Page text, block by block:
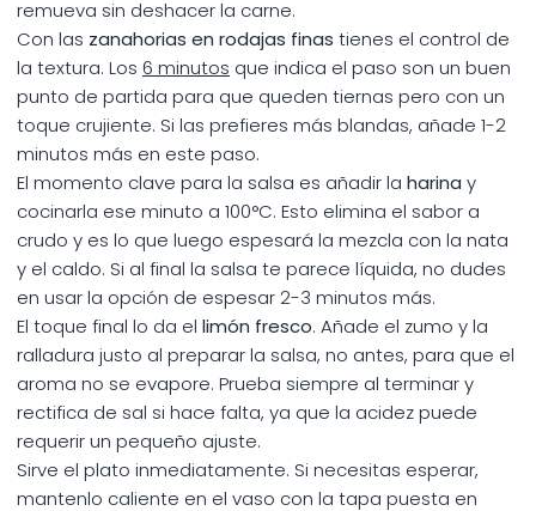
remueva sin deshacer la carne.
Con las zanahorias en rodajas finas tienes el control de
la textura. Los 6 minutos que indica el paso son un buen
punto de partida para que queden tiernas pero con un
toque crujiente. Si las prefieres más blandas, añade 1-2
minutos más en este paso.
El momento clave para la salsa es añadir la harina y
cocinarla ese minuto a 100°C. Esto elimina el sabor a
crudo y es lo que luego espesará la mezcla con la nata
y el caldo. Si al final la salsa te parece líquida, no dudes
en usar la opción de espesar 2-3 minutos más.
El toque final lo da el limón fresco. Añade el zumo y la
ralladura justo al preparar la salsa, no antes, para que el
aroma no se evapore. Prueba siempre al terminar y
rectifica de sal si hace falta, ya que la acidez puede
requerir un pequeño ajuste.
Sirve el plato inmediatamente. Si necesitas esperar,
mantenlo caliente en el vaso con la tapa puesta en